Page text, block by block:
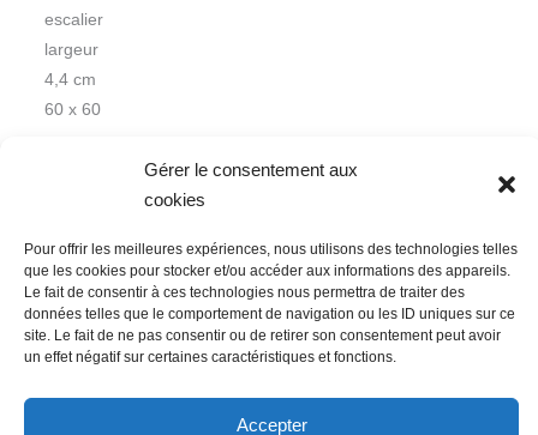
Gérer le consentement aux
cookies
Pour offrir les meilleures expériences, nous utilisons des technologies telles
que les cookies pour stocker et/ou accéder aux informations des appareils.
Le fait de consentir à ces technologies nous permettra de traiter des
données telles que le comportement de navigation ou les ID uniques sur ce
site. Le fait de ne pas consentir ou de retirer son consentement peut avoir
un effet négatif sur certaines caractéristiques et fonctions.
Accepter
escalier
largeur
4,4 cm
60 x 60
Nous contacter
Conditions Générales de Ventes
Politique de confidentialité
Mentions légales